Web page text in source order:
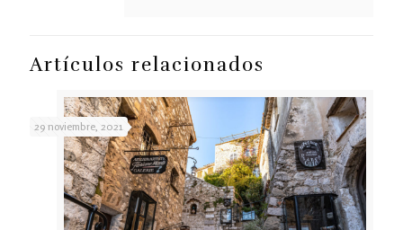
Artículos relacionados
29 noviembre, 2021